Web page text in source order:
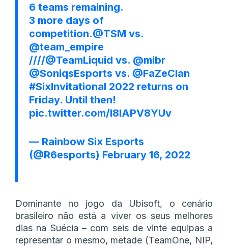
6 teams remaining.
3 more days of
competition.@TSM vs.
@team_empire
////@TeamLiquid vs. @mibr
@SoniqsEsports vs. @FaZeClan
#SixInvitational 2022 returns on
Friday. Until then!
pic.twitter.com/l8IAPV8YUv
— Rainbow Six Esports
(@R6esports) February 16, 2022
Dominante no jogo da Ubisoft, o cenário
brasileiro não está a viver os seus melhores
dias na Suécia – com seis de vinte equipas a
representar o mesmo, metade (TeamOne, NIP,